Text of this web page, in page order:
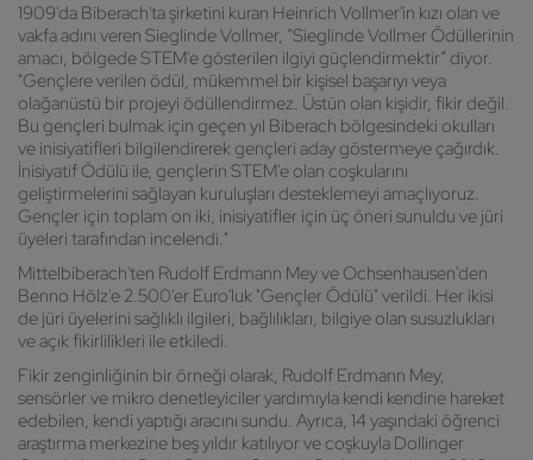
1909'da Biberach'ta şirketini kuran Heinrich Vollmer'in kızı olan ve
vakfa adını veren Sieglinde Vollmer, “Sieglinde Vollmer Ödüllerinin
amacı, bölgede STEM'e gösterilen ilgiyi güçlendirmektir” diyor.
"Gençlere verilen ödül, mükemmel bir kişisel başarıyı veya
olağanüstü bir projeyi ödüllendirmez. Üstün olan kişidir, fikir değil.
Bu gençleri bulmak için geçen yıl Biberach bölgesindeki okulları
ve inisiyatifleri bilgilendirerek gençleri aday göstermeye çağırdık.
İnisiyatif Ödülü ile, gençlerin STEM'e olan coşkularını
geliştirmelerini sağlayan kuruluşları desteklemeyi amaçlıyoruz.
Gençler için toplam on iki, inisiyatifler için üç öneri sunuldu ve jüri
üyeleri tarafından incelendi."
Mittelbiberach'ten Rudolf Erdmann Mey ve Ochsenhausen'den
Benno Hölz'e 2.500'er Euro'luk "Gençler Ödülü" verildi. Her ikisi
de jüri üyelerini sağlıklı ilgileri, bağlılıkları, bilgiye olan susuzlukları
ve açık fikirlilikleri ile etkiledi.
Fikir zenginliğinin bir örneği olarak, Rudolf Erdmann Mey,
sensörler ve mikro denetleyiciler yardımıyla kendi kendine hareket
edebilen, kendi yaptığı aracını sundu. Ayrıca, 14 yaşındaki öğrenci
araştırma merkezine beş yıldır katılıyor ve coşkuyla Dollinger